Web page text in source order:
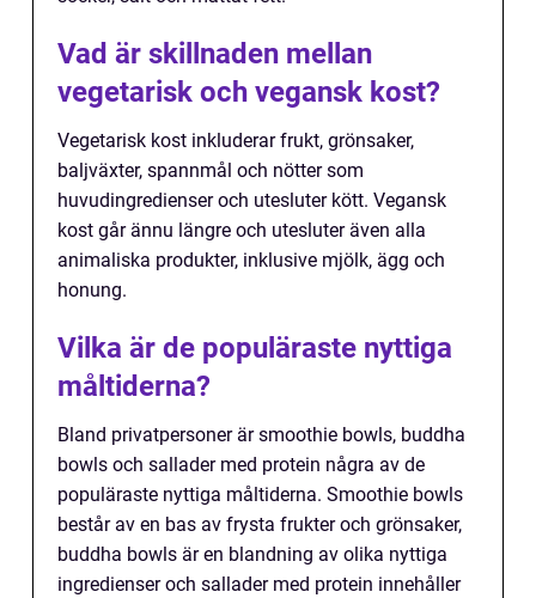
Vad är skillnaden mellan
vegetarisk och vegansk kost?
Vegetarisk kost inkluderar frukt, grönsaker,
baljväxter, spannmål och nötter som
huvudingredienser och utesluter kött. Vegansk
kost går ännu längre och utesluter även alla
animaliska produkter, inklusive mjölk, ägg och
honung.
Vilka är de populäraste nyttiga
måltiderna?
Bland privatpersoner är smoothie bowls, buddha
bowls och sallader med protein några av de
populäraste nyttiga måltiderna. Smoothie bowls
består av en bas av frysta frukter och grönsaker,
buddha bowls är en blandning av olika nyttiga
ingredienser och sallader med protein innehåller